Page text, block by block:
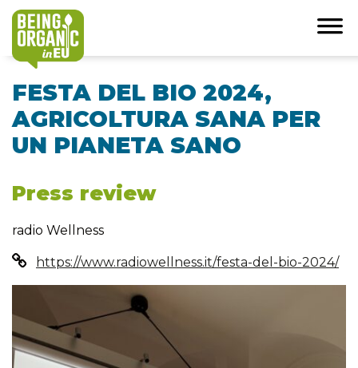
FESTA DEL BIO 2024,
AGRICOLTURA SANA PER
UN PIANETA SANO
Press review
radio Wellness
https://www.radiowellness.it/festa-del-bio-2024/